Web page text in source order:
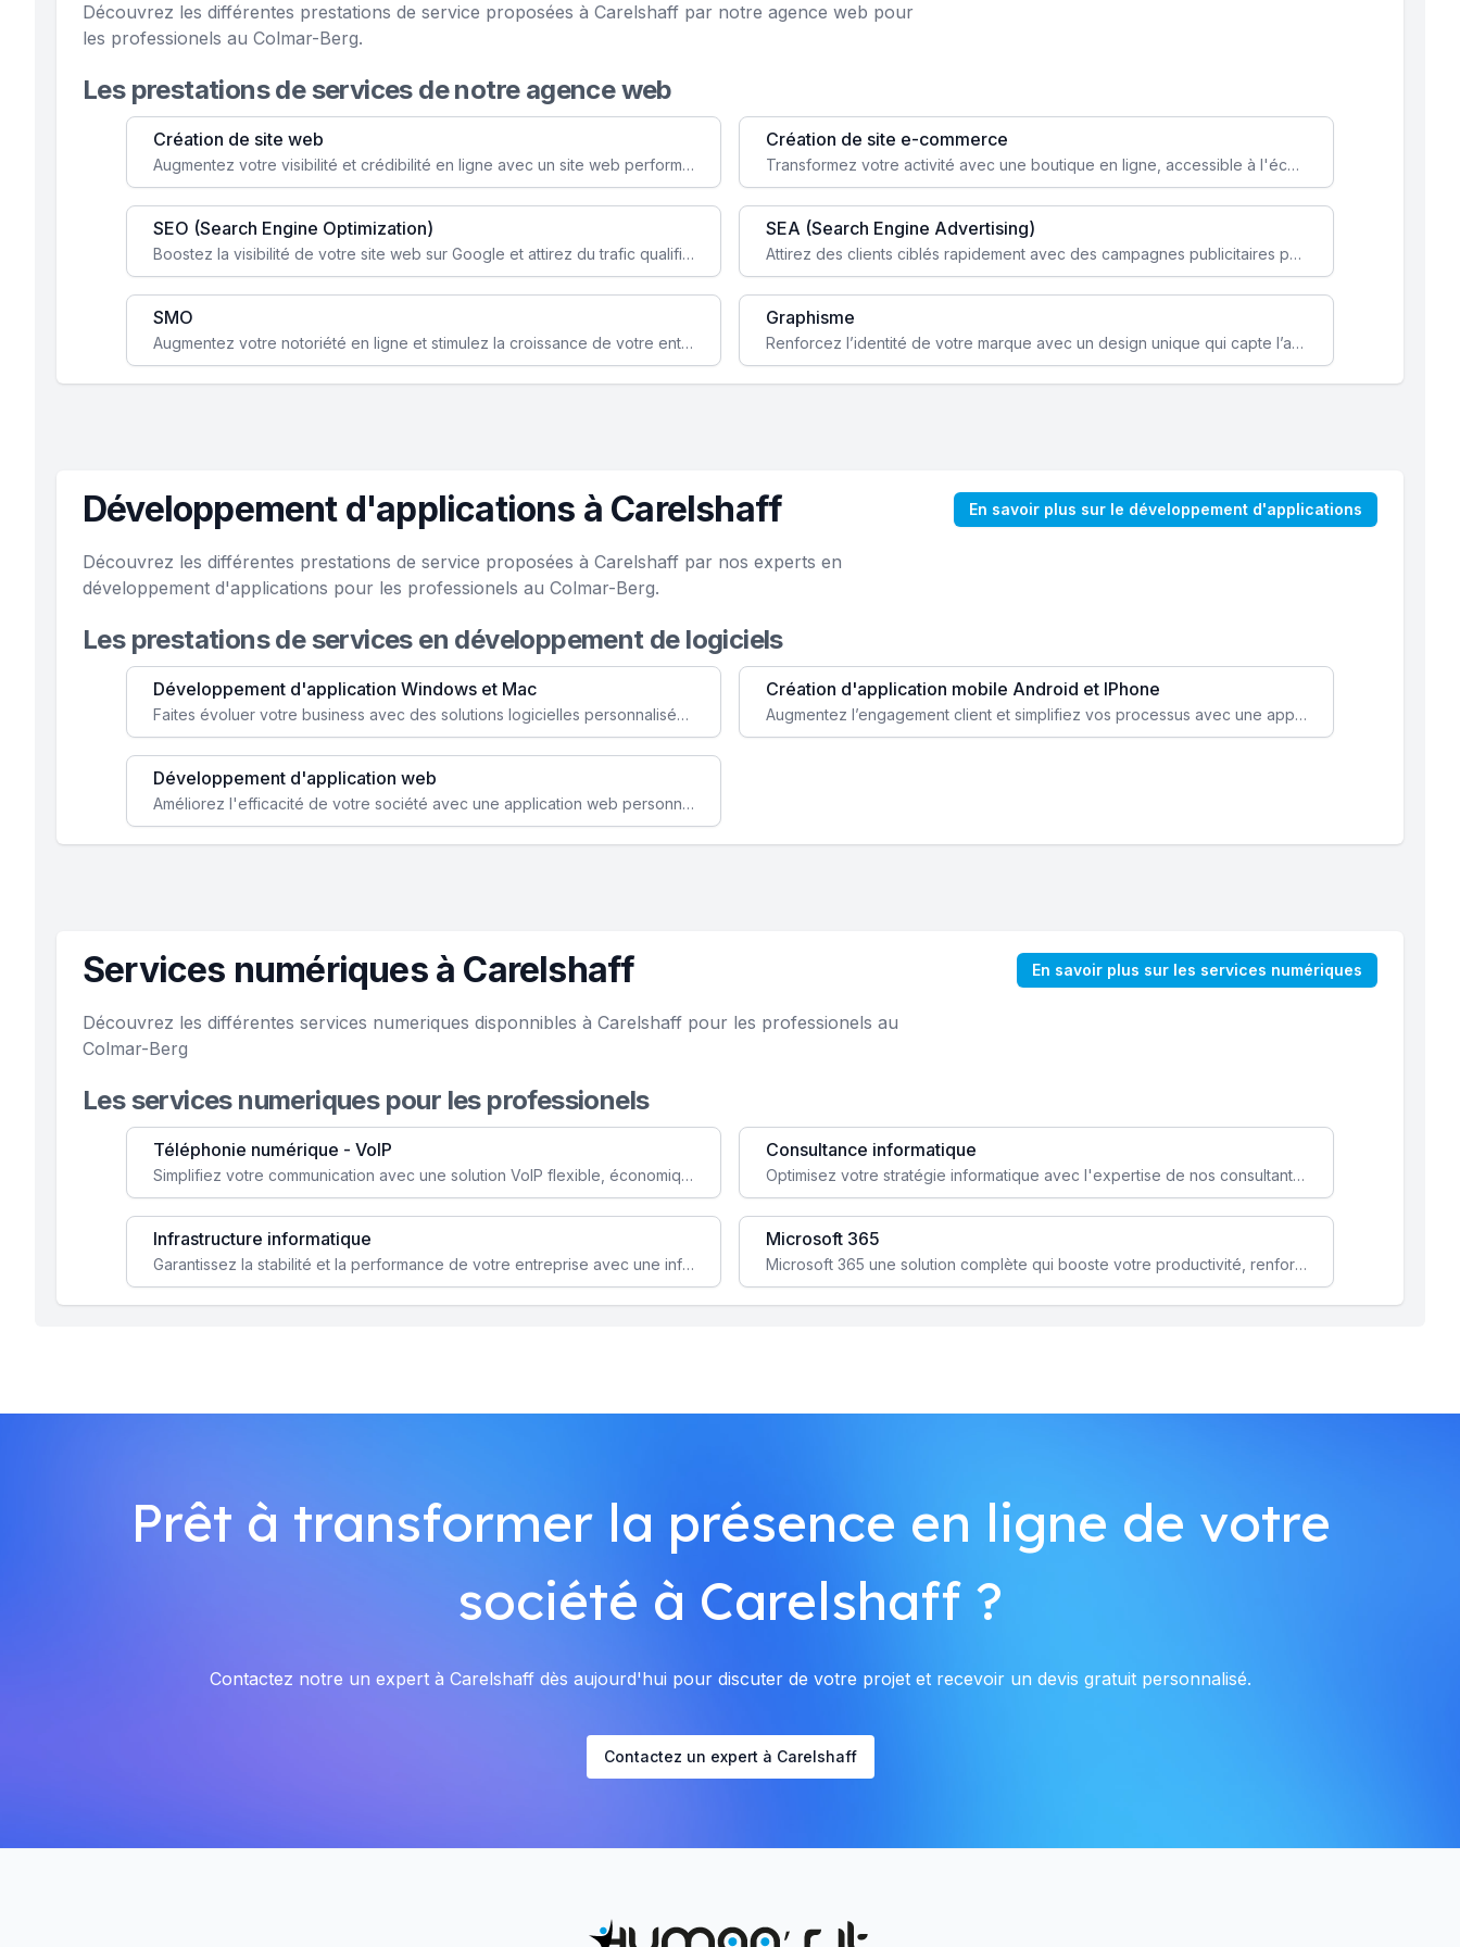
Découvrez les différentes prestations de service proposées à Carelshaff par notre agence web pour
les professionels au Colmar-Berg.
Les prestations de services de notre agence web
Création de site web
Augmentez votre visibilité et crédibilité en ligne avec un site web performant, conçu pour attirer plus de clients.
Création de site e-commerce
Transformez votre activité avec une boutique en ligne, accessible à l'échelle mondiale 24/7.
SEO (Search Engine Optimization)
Boostez la visibilité de votre site web sur Google et attirez du trafic qualifié grâce à nos stratégies SEO.
SEA (Search Engine Advertising)
Attirez des clients ciblés rapidement avec des campagnes publicitaires payantes optimisées pour vos objectifs.
SMO
Augmentez votre notoriété en ligne et stimulez la croissance de votre entreprise grâce à une stratégie sociale sur mesure.
Graphisme
Renforcez l’identité de votre marque avec un design unique qui capte l’attention et engage vos clients.
Développement d'applications à Carelshaff En savoir plus sur le développement d'applications
Découvrez les différentes prestations de service proposées à Carelshaff par nos experts en
développement d'applications pour les professionels au Colmar-Berg.
Les prestations de services en développement de logiciels
Développement d'application Windows et Mac
Faites évoluer votre business avec des solutions logicielles personnalisées, parfaitement adaptées à vos besoins spécifiques.
Création d'application mobile Android et IPhone
Augmentez l’engagement client et simplifiez vos processus avec une application mobile sur mesure, disponible sur iOS et Android.
Développement d'application web
Améliorez l'efficacité de votre société avec une application web personnalisée accessible partout et tout le temps.
Services numériques à Carelshaff En savoir plus sur les services numériques
Découvrez les différentes services numeriques disponnibles à Carelshaff pour les professionels au
Colmar-Berg
Les services numeriques pour les professionels
Téléphonie numérique - VoIP
Simplifiez votre communication avec une solution VoIP flexible, économique et adaptée à vos besoins professionnels.
Consultance informatique
Optimisez votre stratégie informatique avec l'expertise de nos consultants pour améliorer votre efficacité et sécurité.
Infrastructure informatique
Garantissez la stabilité et la performance de votre entreprise avec une infrastructure IT sécurisée et évolutive.
Microsoft 365
Microsoft 365 une solution complète qui booste votre productivité, renforce la sécurité de vos données et facilite la collaboration.
Prêt à transformer la présence en ligne de votre
société à Carelshaff ?
Contactez notre un expert à Carelshaff dès aujourd'hui pour discuter de votre projet et recevoir un devis gratuit personnalisé.
Contactez un expert à Carelshaff